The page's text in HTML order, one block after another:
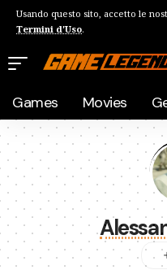
Usando questo sito, accetto le
Termini d'Uso.
Games Movies